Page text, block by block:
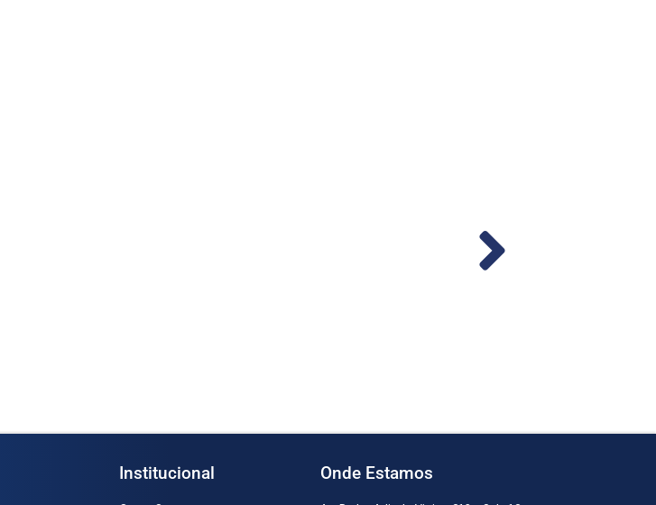
Bomba DYB-72 – (Cod.
Institucional Onde Estamos